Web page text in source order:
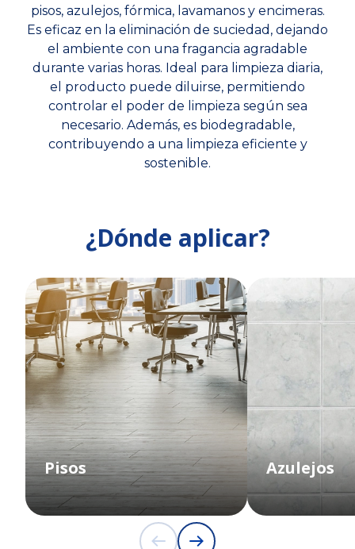
pisos, azulejos, fórmica, lavamanos y encimeras.
Es eficaz en la eliminación de suciedad, dejando
el ambiente con una fragancia agradable
durante varias horas. Ideal para limpieza diaria,
el producto puede diluirse, permitiendo
controlar el poder de limpieza según sea
necesario. Además, es biodegradable,
contribuyendo a una limpieza eficiente y
sostenible.
¿Dónde aplicar?
Pisos Azulejos